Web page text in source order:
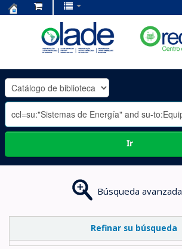
OLADE
-
Ir
Búsqueda avanzada
Refinar su búsqueda